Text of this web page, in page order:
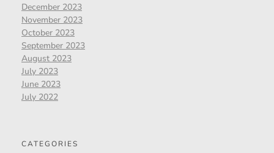
December 2023
November 2023
October 2023
September 2023
August 2023
July 2023
June 2023
July 2022
CATEGORIES